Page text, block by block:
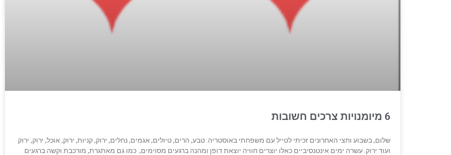
6 מיומנויות צרכים חשובות
שלום, בשבוע וחצי האחרונים זכיתי לטייל עם משפחתי באוסטריה. טבע, הרים, טיולים, אגמים, נחלים, ירוק, קניות, ירוק, אוכל, ירוק, ירוק
ועוד ירוק. עשרה ימים אינטנסיביים כאלו יוצרים חוויה יוצאת דופן ומהנה ברגעים מסוימים, כמו גם מאתגרת, מורכבת וקשה ברגעים